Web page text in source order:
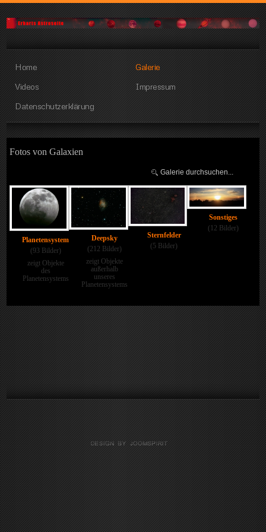
Home
Galerie
Videos
Impressum
Datenschutzerklärung
Fotos von Galaxien
Planetensystem
(93 Bilder)
zeigt Objekte
des
Planetensystems
Deepsky
(212 Bilder)
zeigt Objekte
außerhalb
unseres
Planetensystems
Sternfelder
(5 Bilder)
Sonstiges
(12 Bilder)